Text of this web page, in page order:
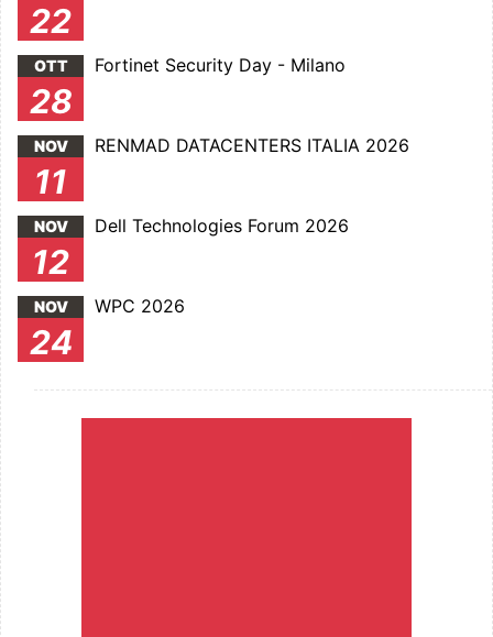
22
OTT
28
Fortinet Security Day - Milano
NOV
11
RENMAD DATACENTERS ITALIA 2026
NOV
12
Dell Technologies Forum 2026
NOV
24
WPC 2026